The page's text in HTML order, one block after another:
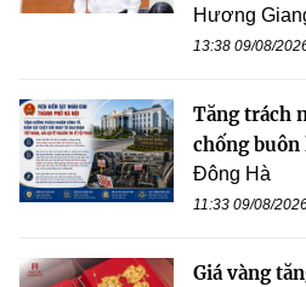
Hương
13:38 09/08/
Tăng trách
chống buôn
Đông Hà
11:33 09/08/
Giá vàng